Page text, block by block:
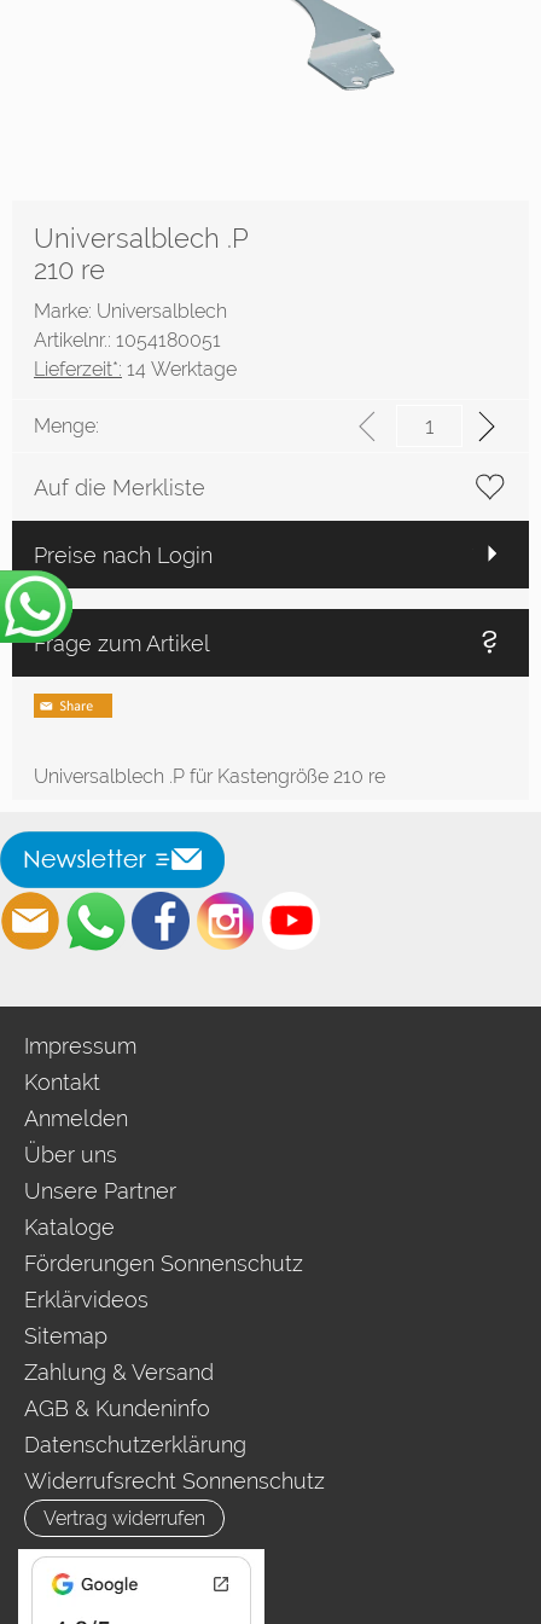
Universalblech .P
210 re
Marke: Universalblech
Artikelnr.: 1054180051
Lieferzeit*: 14 Werktage
Menge:
Auf die Merkliste
Preise nach Login
Frage zum Artikel
Universalblech .P für Kastengröße 210 re
Impressum
Kontakt
Anmelden
Über uns
Unsere Partner
Kataloge
Förderungen Sonnenschutz
Erklärvideos
Sitemap
Zahlung & Versand
AGB & Kundeninfo
Datenschutzerklärung
Widerrufsrecht Sonnenschutz
Vertrag widerrufen